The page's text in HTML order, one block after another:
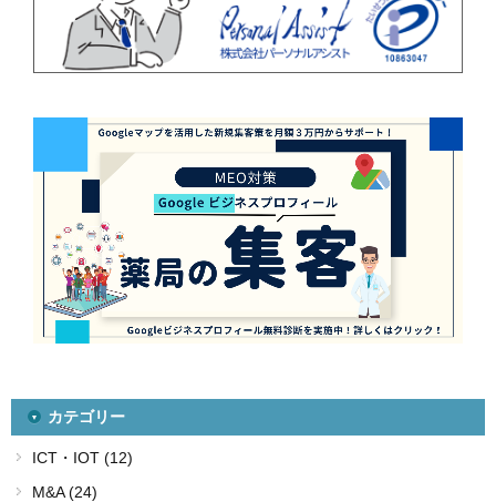
カテゴリー
ICT・IOT (12)
M&A (24)